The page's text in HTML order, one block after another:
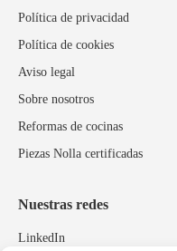
Política de privacidad
Política de cookies
Aviso legal
Sobre nosotros
Reformas de cocinas
Piezas Nolla certificadas
Nuestras redes
LinkedIn